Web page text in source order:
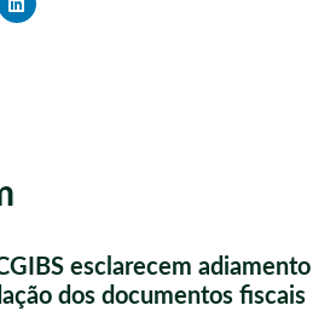
esclarecem adiamento
dos documentos fiscais